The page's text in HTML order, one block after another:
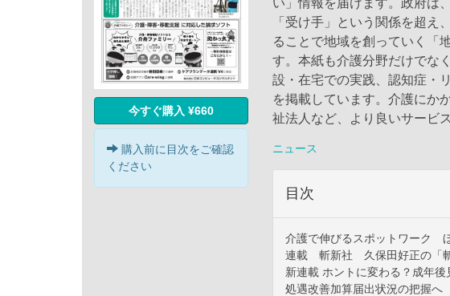
今すぐ購入 ¥660
購入前に目次をご確認
ください
い」情報を届けます。政府は
「受け手」という関係を超え
ることで地域を創っていく「
す。本紙も介護分野だけでな
設・在宅での実践、認知症・
を掲載しています。介護にか
祉法人など、より良いサービ
ニュース
目次
介護で伸びるスポットワーク
連載 斬新社 久保田好正の「斬
新連載 ホントに変わる？成年後
処遇改善加算届出状況の把握